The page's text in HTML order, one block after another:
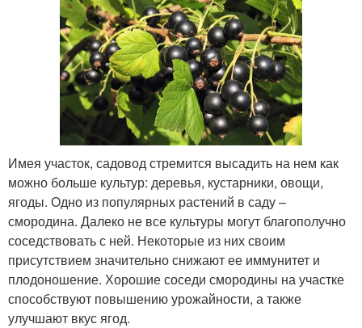
Имея участок, садовод стремится высадить на нем как
можно больше культур: деревья, кустарники, овощи,
ягоды. Одно из популярных растений в саду –
смородина. Далеко не все культуры могут благополучно
соседствовать с ней. Некоторые из них своим
присутствием значительно снижают ее иммунитет и
плодоношение. Хорошие соседи смородины на участке
способствуют повышению урожайности, а также
улучшают вкус ягод.